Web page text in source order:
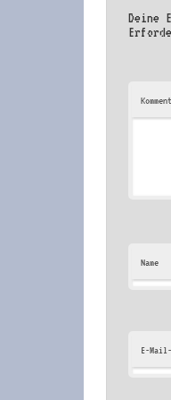
Deine
Name
E-